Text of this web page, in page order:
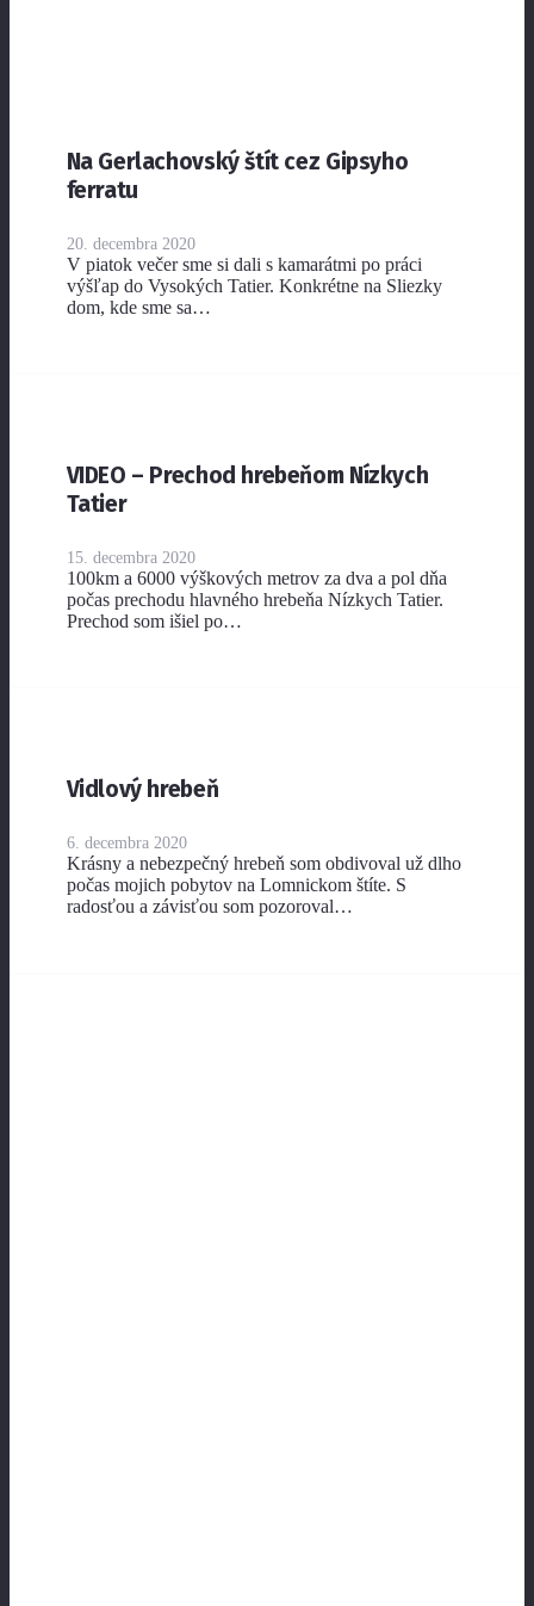
Na Gerlachovský štít cez Gipsyho
ferratu
20. decembra 2020
V piatok večer sme si dali s kamarátmi po práci
výšľap do Vysokých Tatier. Konkrétne na Sliezky
dom, kde sme sa…
VIDEO – Prechod hrebeňom Nízkych
Tatier
15. decembra 2020
100km a 6000 výškových metrov za dva a pol dňa
počas prechodu hlavného hrebeňa Nízkych Tatier.
Prechod som išiel po…
Vidlový hrebeň
6. decembra 2020
Krásny a nebezpečný hrebeň som obdivoval už dlho
počas mojich pobytov na Lomnickom štíte. S
radosťou a závisťou som pozoroval…